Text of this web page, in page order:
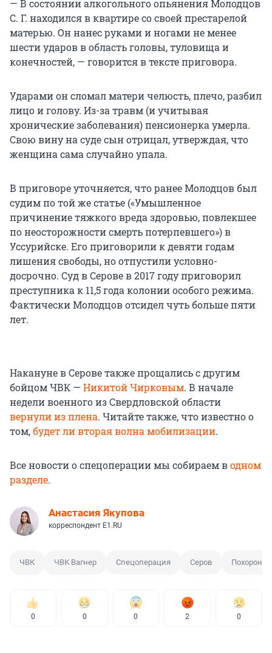
— В состоянии алкогольного опьянения Молодцов
С. Г. находился в квартире со своей престарелой
матерью. Он нанес руками и ногами не менее
шести ударов в область головы, туловища и
конечностей, — говорится в тексте приговора.
Ударами он сломал матери челюсть, плечо, разбил
лицо и голову. Из-за травм (и учитывая
хронические заболевания) пенсионерка умерла.
Свою вину на суде сын отрицал, утверждая, что
женщина сама случайно упала.
В приговоре уточняется, что ранее Молодцов был
судим по той же статье («Умышленное
причинение тяжкого вреда здоровью, повлекшее
по неосторожности смерть потерпевшего») в
Уссурийске. Его приговорили к девяти годам
лишения свободы, но отпустили условно-
досрочно. Суд в Серове в 2017 году приговорил
преступника к 11,5 года колонии особого режима.
Фактически Молодцов отсидел чуть больше пяти
лет.
Накануне в Серове также прощались с другим
бойцом ЧВК — Никитой Чирковым. В начале
недели военного из Свердловской области
вернули из плена. Читайте также, что известно о
том,будет ли вторая волна мобилизации.
Все новости о спецоперации мы собираем водном
разделе.
Анастасия Якупова
корреспондент E1.RU
ЧВК ЧВК Вагнер Спецоперация Серов Похороны
0 0 0 2 0